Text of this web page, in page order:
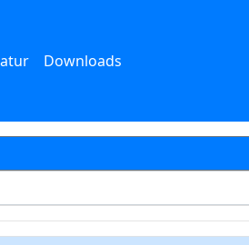
Downloads